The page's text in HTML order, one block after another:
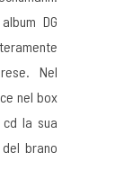
DG
Nel
nel box
cd la sua
brano